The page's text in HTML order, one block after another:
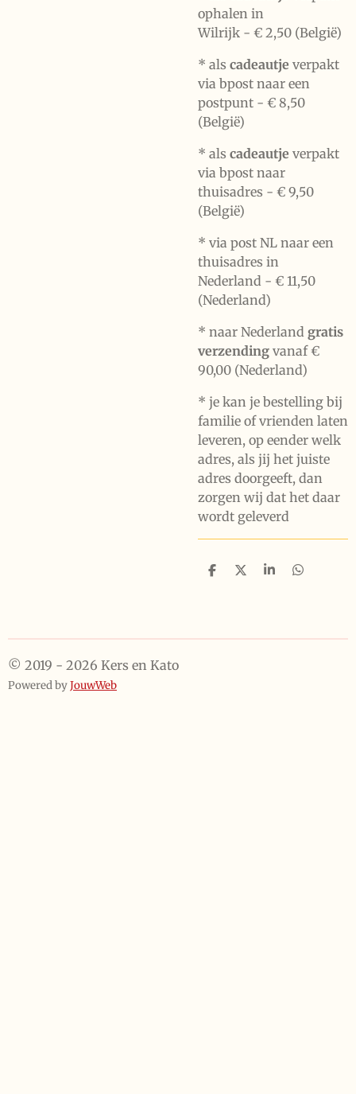
ophalen in
Wilrijk - € 2,50 (België)
* als cadeautje verpakt
via bpost naar een
postpunt - € 8,50
(België)
* als cadeautje verpakt
via bpost naar
thuisadres - € 9,50
(België)
* via post NL naar een
thuisadres in
Nederland - € 11,50
(Nederland)
* naar Nederland gratis
verzending vanaf €
90,00 (Nederland)
* je kan je bestelling bij
familie of vrienden laten
leveren, op eender welk
adres, als jij het juiste
adres doorgeeft, dan
zorgen wij dat het daar
wordt geleverd
D
D
S
D
© 2019 - 2026 Kers en Kato
Powered byJouwWeb